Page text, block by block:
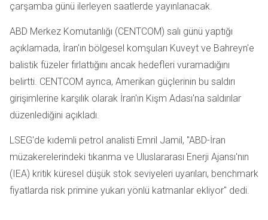
çarşamba günü ilerleyen saatlerde yayınlanacak.
ABD Merkez Komutanlığı (CENTCOM) salı günü yaptığı
açıklamada, İran'ın bölgesel komşuları Kuveyt ve Bahreyn'e
balistik füzeler fırlattığını ancak hedefleri vuramadığını
belirtti. CENTCOM ayrıca, Amerikan güçlerinin bu saldırı
girişimlerine karşılık olarak İran'ın Kişm Adası'na saldırılar
düzenlediğini açıkladı.
LSEG'de kıdemli petrol analisti Emril Jamil, "ABD-İran
müzakerelerindeki tıkanma ve Uluslararası Enerji Ajansı'nın
(IEA) kritik küresel düşük stok seviyeleri uyarıları, benchmark
fiyatlarda risk primine yukarı yönlü katmanlar ekliyor" dedi.